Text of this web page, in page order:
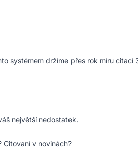
systémem držíme přes rok míru citací
největší nedostatek.
Citovaní v novinách?